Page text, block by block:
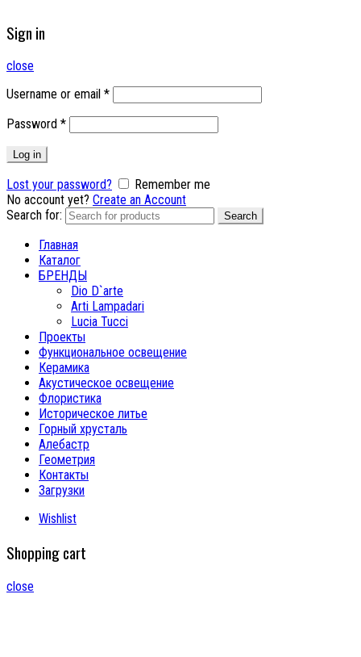
Sign in
close
Username or email *
Password *
Log in
Lost your password?
Remember me
No account yet? Create an Account
Search for:
Search
Главная
Каталог
БРЕНДЫ
Dio D`arte
Arti Lampadari
Lucia Tucci
Проекты
Функциональное освещение
Керамика
Акустическое освещение
Флористика
Историческое литье
Горный хрусталь
Алебастр
Геометрия
Контакты
Загрузки
Wishlist
Shopping cart
close